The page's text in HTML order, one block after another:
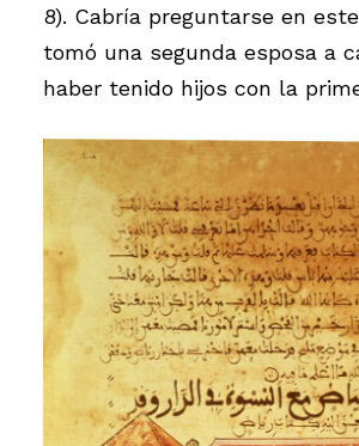
8). Cabría preguntarse en
tomó una segunda esposa a
haber tenido hijos con la